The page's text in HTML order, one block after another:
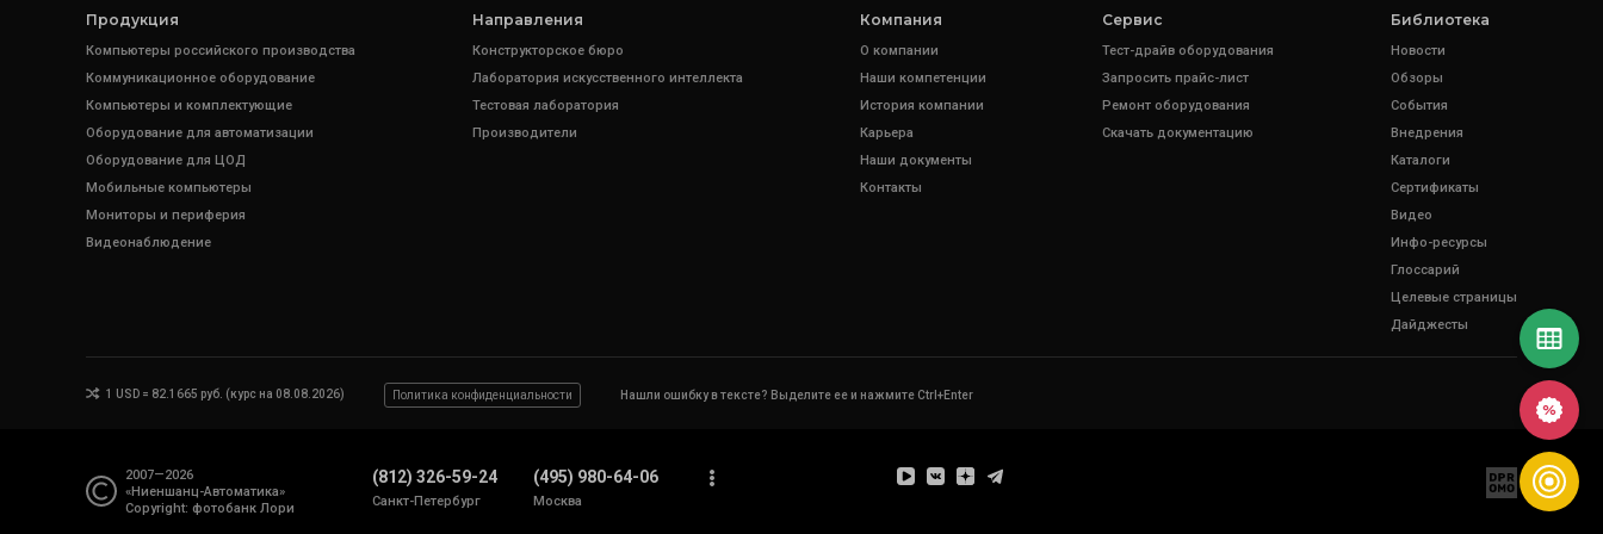
Продукция
Компьютеры российского производства
Коммуникационное оборудование
Компьютеры и комплектующие
Оборудование для автоматизации
Оборудование для ЦОД
Мобильные компьютеры
Мониторы и периферия
Видеонаблюдение
Направления
Конструкторское бюро
Лаборатория искусственного интеллекта
Тестовая лаборатория
Производители
Компания
О компании
Наши компетенции
История компании
Карьера
Наши документы
Контакты
Сервис
Тест-драйв оборудования
Запросить прайс-лист
Ремонт оборудования
Скачать документацию
Библиотека
Новости
Обзоры
События
Внедрения
Каталоги
Сертификаты
Видео
Инфо-ресурсы
Глоссарий
Целевые страницы
Дайджесты
1 USD = 82.1665 руб. (курс на 08.08.2026) Политика конфиденциальности Нашли ошибку в тексте? Выделите ее и нажмите Ctrl+Enter
2007—2026
«Ниеншанц-Автоматика»
Copyright: фотобанк Лори
(812) 326-59-24
Санкт-Петербург
(495) 980-64-06
Москва